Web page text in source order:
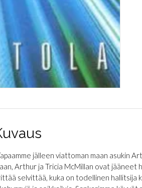
jälleen viattoman maan asukin
Arthur ja Tricia McMillan ovat
selvittää, kuka on todellinen hallitsija